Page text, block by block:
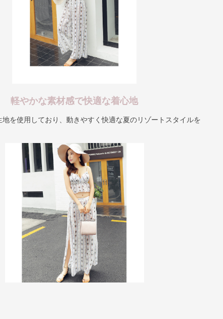
軽やかな素材感で快適な着心地
を使用しており、動きやすく快適な夏のリゾートスタイルを